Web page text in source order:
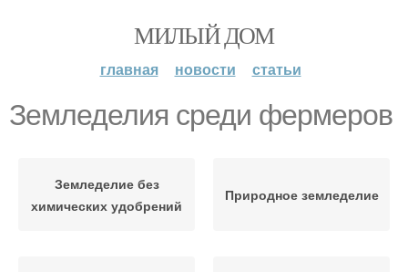
МИЛЫЙ ДОМ
главная новости статьи
Земледелия среди фермеров
Земледелие без
химических удобрений
Природное земледелие